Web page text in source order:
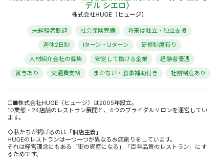
デル シエロ）
株式会社HUGE（ヒュージ）
未経験者歓迎 社会保険完備
将来は独立・独立支援
週休2日制
Iターン・Uターン
研修制度有り
人材紹介会社の募集
安定して働ける企業
経験者優遇
賞与あり
交通費支給 まかない・食事補助付き 社割制度あり
□■株式会社HUGE（ヒュージ）は2005年設立。
10業態・24店舗のレストラン展開と、4つのブライダルサロンを運営してい
ます。
◇私たちが掲げるのは「個店主義」
HUGEのレストランは一つ一つが異なるお店創りをしています。
それは経営理念にもある「街の資産になる」「百年品質のレストラン」にす
るためです。